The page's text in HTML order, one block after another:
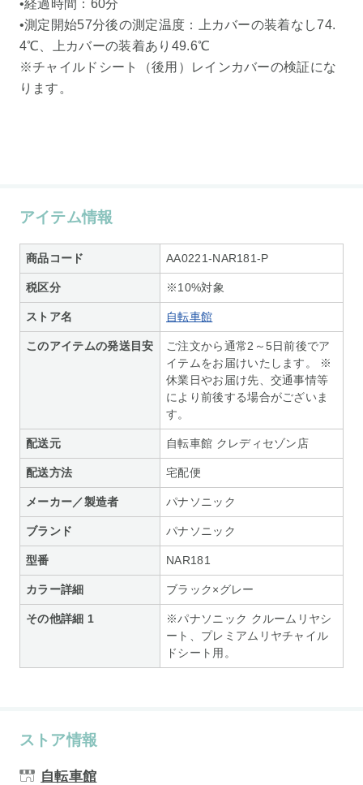
•経過時間：60分
•測定開始57分後の測定温度：上カバーの装着なし74.
4℃、上カバーの装着あり49.6℃
※チャイルドシート（後用）レインカバーの検証にな
ります。
アイテム情報
商品コード AA0221-NAR181-P
税区分 ※10%対象
ストア名 自転車館
このアイテムの発送目安
ご注文から通常2～5日前後でア
イテムをお届けいたします。 ※
休業日やお届け先、交通事情等
により前後する場合がございま
す。
配送元 自転車館 クレディセゾン店
配送方法 宅配便
メーカー／製造者 パナソニック
ブランド パナソニック
型番 NAR181
カラー詳細 ブラック×グレー
その他詳細 1
※パナソニック クルームリヤシ
ート、プレミアムリヤチャイル
ドシート用。
ストア情報
自転車館